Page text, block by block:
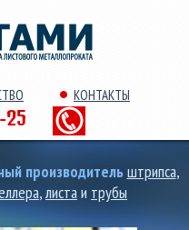
КОНТАКТЫ
25
производительштрипса,
,листаи трубы